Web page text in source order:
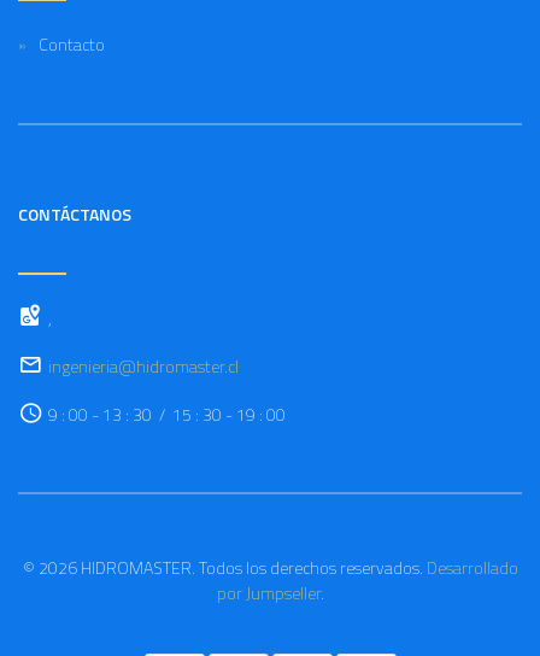
Contacto
CONTÁCTANOS
,
ingenieria@hidromaster.cl
9 : 00 - 13 : 30 / 15 : 30 - 19 : 00
© 2026 HIDROMASTER. Todos los derechos reservados. Desarrollado
por Jumpseller.